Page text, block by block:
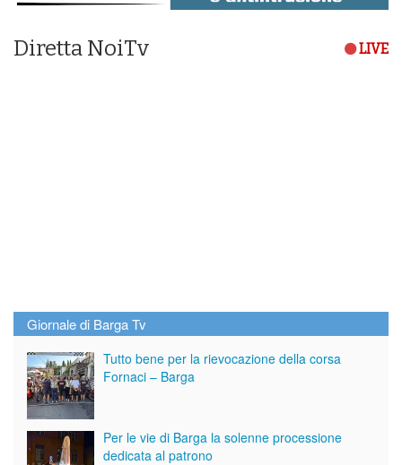
Diretta NoiTv LIVE
Giornale di Barga Tv
Tutto bene per la rievocazione della corsa
Fornaci – Barga
Per le vie di Barga la solenne processione
dedicata al patrono